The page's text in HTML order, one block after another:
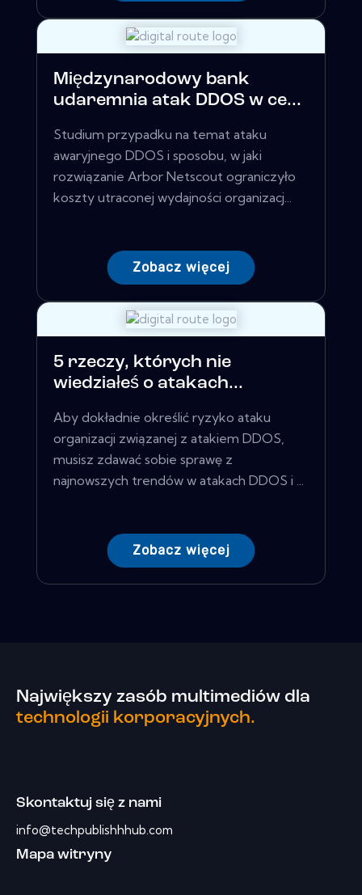
Międzynarodowy bank
udaremnia atak DDOS w ce...
Studium przypadku na temat ataku
awaryjnego DDOS i sposobu, w jaki
rozwiązanie Arbor Netscout ograniczyło
koszty utraconej wydajności organizacj...
Zobacz więcej
5 rzeczy, których nie
wiedziałeś o atakach...
Aby dokładnie określić ryzyko ataku
organizacji związanej z atakiem DDOS,
musisz zdawać sobie sprawę z
najnowszych trendów w atakach DDOS i ...
Zobacz więcej
Największy zasób multimediów dla
technologii korporacyjnych.
Skontaktuj się z nami
info@techpublishhhub.com
Mapa witryny